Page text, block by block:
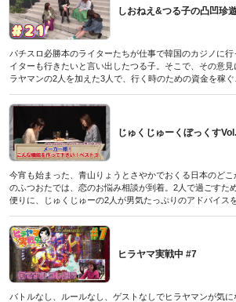
売）
しおねえ&つる子の凸凹珍
パチスロ必勝本のライターたちが仕事で韓国のカジノに
イターも行きたいと言い出したつる子。そこで、その意
ラヤマンの2人を加えた3人で、行く時のための資金を稼ぐ
謀な気がするが、つる子だけは自信満々の様子。果たして
か…!?
（パチンコ必勝本CLIMAX 2019年7月号DVDに収録された
売）
じゅくじゅーくぼっくす
今宵も始まった、青山りょうとさやかでおくる日本のど
のふつおたでは、恋のお悩み相談が到着。2人で過ごすた
便りに、じゅくじゅーの2人が男気たっぷりのアドバイス
を発表。誰もが欲しい! と思う機能のなかで1位に選ばれ
（パチンコ必勝本CLIMAX 2019年7月号DVDに収録された
売）
ヒラヤマ実戦中 #7
バトルなし、ルールなし、ゲストなしでヒラヤマンが気